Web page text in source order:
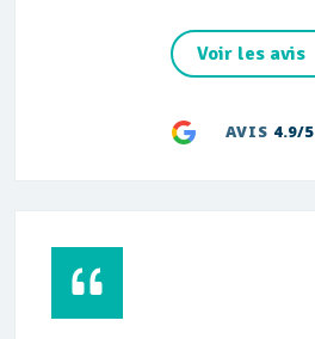
Voir les avis
AVIS 4.9/5